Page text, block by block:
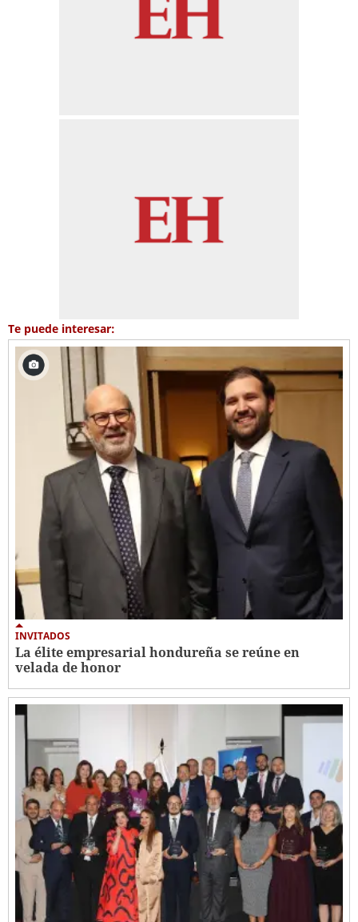
Te puede interesar:
INVITADOS
La élite empresarial hondureña se reúne en
velada de honor